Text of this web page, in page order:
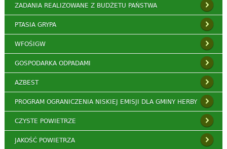
ZADANIA REALIZOWANE Z BUDŻETU PAŃSTWA
PTASIA GRYPA
WFOŚIGW
GOSPODARKA ODPADAMI
AZBEST
PROGRAM OGRANICZENIA NISKIEJ EMISJI DLA GMINY HERBY
CZYSTE POWIETRZE
JAKOŚĆ POWIETRZA